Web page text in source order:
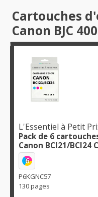
Cartouches
Canon BJC
L'Essentiel à Petit
Pack de 6
Canon BCI21/BCI24
6
P6KGNC57
130 pages